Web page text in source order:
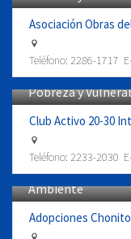
Asociación Obras
Teléfono: 2286-1717
Pobreza y
Club Activo 20-30
Teléfono: 2233-2030
Ambiente
Adopciones Chonito